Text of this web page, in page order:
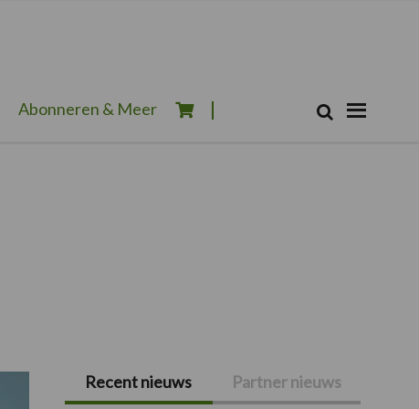
Abonneren & Meer Zoek
Primaire
Recent nieuws Partner nieuws